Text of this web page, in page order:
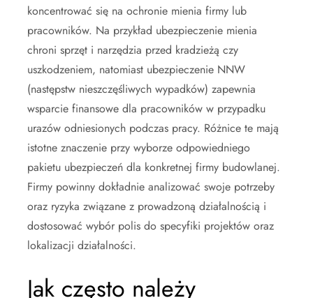
koncentrować się na ochronie mienia firmy lub
pracowników. Na przykład ubezpieczenie mienia
chroni sprzęt i narzędzia przed kradzieżą czy
uszkodzeniem, natomiast ubezpieczenie NNW
(następstw nieszczęśliwych wypadków) zapewnia
wsparcie finansowe dla pracowników w przypadku
urazów odniesionych podczas pracy. Różnice te mają
istotne znaczenie przy wyborze odpowiedniego
pakietu ubezpieczeń dla konkretnej firmy budowlanej.
Firmy powinny dokładnie analizować swoje potrzeby
oraz ryzyka związane z prowadzoną działalnością i
dostosować wybór polis do specyfiki projektów oraz
lokalizacji działalności.
Jak często należy